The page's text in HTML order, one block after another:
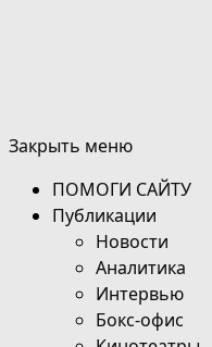
Закрыть меню
ПОМОГИ САЙТУ
Публикации
Новости
Аналитика
Интервью
Бокс-офис